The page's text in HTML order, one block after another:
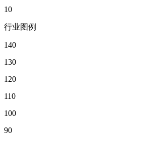
10
行业图例
140
130
120
110
100
90